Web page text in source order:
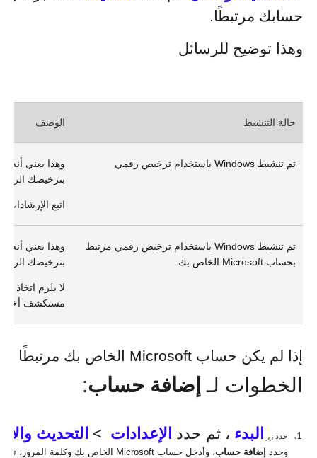
حسابك مرتبطًا.
وهذا توضيح للرسائل
حالة التنشيط الوصف
تم تنشيط Windows باستخدام ترخيص رقمي
بترخيصك
اتبع الإرشادات
تم تنشيط Windows باستخدام ترخيص رقمي مرتبط
بحساب Microsoft الخاص بك
بترخيصك
لا يلزم اتخاذ
مستكشف
إذا لم يكن حساب Microsoft الخاص بك مرتبطًا بالترخيص الرقمي، فاتبع
الخطوات لـ إضافة حساب:
حدد زر البدء ، ثم حدد الإعدادات > التحديث
وحدد إضافة حساب، وأدخل حساب Microsoft الخاص بك وكلمة المرور، ثم حدد